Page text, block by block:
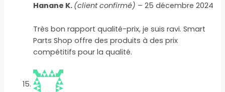
Hanane K. (client confirmé) – 25 décembre 2024
Très bon rapport qualité-prix, je suis ravi. Smart
Parts Shop offre des produits à des prix
compétitifs pour la qualité.